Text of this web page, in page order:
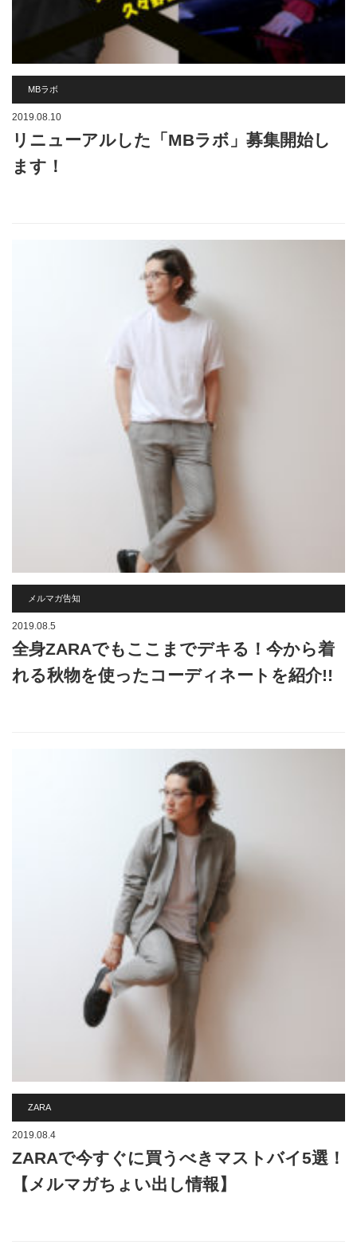
MBラボ
2019.08.10
リニューアルした「MBラボ」募集開始し
ます！
メルマガ告知
2019.08.5
全身ZARAでもここまでデキる！今から着
れる秋物を使ったコーディネートを紹介!!
ZARA
2019.08.4
ZARAで今すぐに買うべきマストバイ5選！
【メルマガちょい出し情報】